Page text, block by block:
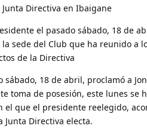
Directiva en Ibaigane
el pasado sábado, 18 de
sede del Club que ha reunido a
de la Directiva
sábado, 18 de abril, proclamó a
toma de posesión, este lunes se
que el presidente reelegido,
Junta Directiva electa.